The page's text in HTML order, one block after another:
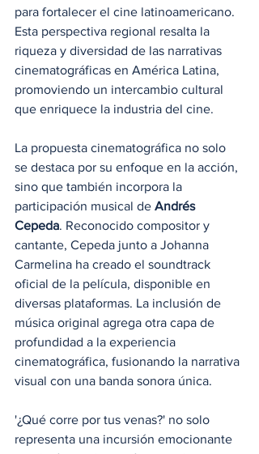
para fortalecer el cine latinoamericano.
Esta perspectiva regional resalta la
riqueza y diversidad de las narrativas
cinematográficas en América Latina,
promoviendo un intercambio cultural
que enriquece la industria del cine.
La propuesta cinematográfica no solo
se destaca por su enfoque en la acción,
sino que también incorpora la
participación musical de Andrés
Cepeda. Reconocido compositor y
cantante, Cepeda junto a Johanna
Carmelina ha creado el soundtrack
oficial de la película, disponible en
diversas plataformas. La inclusión de
música original agrega otra capa de
profundidad a la experiencia
cinematográfica, fusionando la narrativa
visual con una banda sonora única.
'¿Qué corre por tus venas?' no solo
representa una incursión emocionante